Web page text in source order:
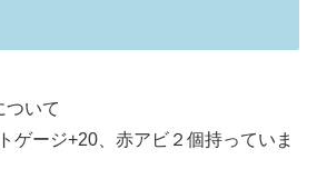
ついて
ゲージ+20、赤アビ２個持っていま